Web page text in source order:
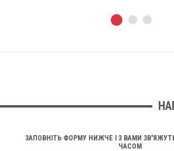
ЗАПОВНІТЬ ФОРМУ НИЖЧЕ І З ВАМИ
ЧАСОМ